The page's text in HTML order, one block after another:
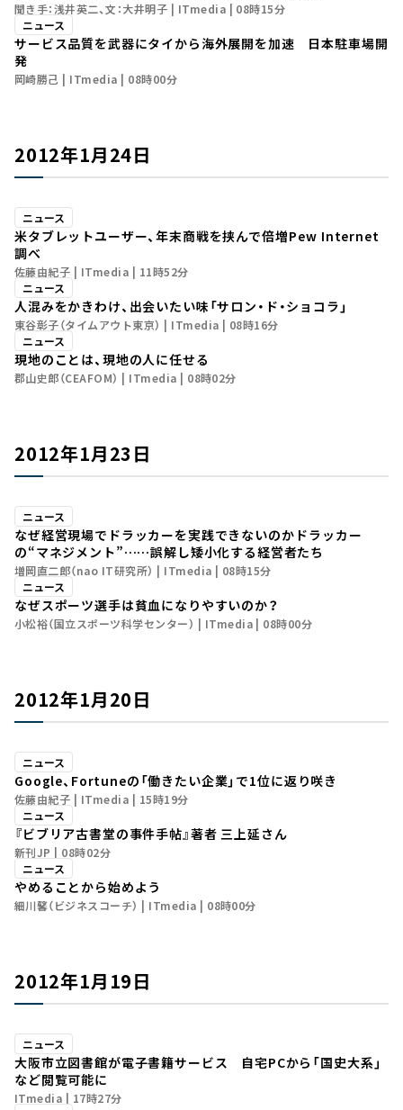
聞き手：浅井英二、文：大井明子 ITmedia
08時15分
ニュース
サービス品質を武器にタイから海外展開を加速 日本駐車場開
発
岡崎勝己 ITmedia 08時00分
2012年1月24日
ニュース
米タブレットユーザー、年末商戦を挟んで倍増――Pew Internet
調べ
佐藤由紀子 ITmedia
11時52分
ニュース
人混みをかきわけ、出会いたい味「サロン・ド・ショコラ」
東谷彰子（タイムアウト東京） ITmedia
08時16分
ニュース
現地のことは、現地の人に任せる
郡山史郎（CEAFOM） ITmedia 08時02分
2012年1月23日
ニュース
なぜ経営現場でドラッカーを実践できないのか――ドラッカー
の“マネジメント”……誤解し矮小化する経営者たち
増岡直二郎（nao IT研究所） ITmedia
08時15分
ニュース
なぜスポーツ選手は貧血になりやすいのか？
小松裕（国立スポーツ科学センター） ITmedia 08時00分
2012年1月20日
ニュース
Google、Fortuneの「働きたい企業」で1位に返り咲き
佐藤由紀子 ITmedia
15時19分
ニュース
『ビブリア古書堂の事件手帖』著者 三上延さん
新刊JP
08時02分
ニュース
やめることから始めよう
細川馨（ビジネスコーチ） ITmedia 08時00分
2012年1月19日
ニュース
大阪市立図書館が電子書籍サービス 自宅PCから「国史大系」
など閲覧可能に
ITmedia
17時27分